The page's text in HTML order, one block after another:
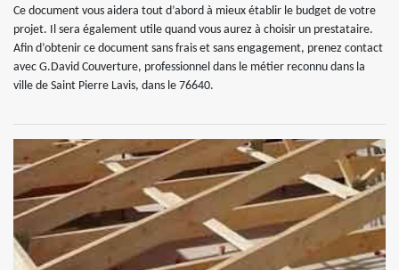
Ce document vous aidera tout d’abord à mieux établir le budget de votre
projet. Il sera également utile quand vous aurez à choisir un prestataire.
Afin d’obtenir ce document sans frais et sans engagement, prenez contact
avec G.David Couverture, professionnel dans le métier reconnu dans la
ville de Saint Pierre Lavis, dans le 76640.